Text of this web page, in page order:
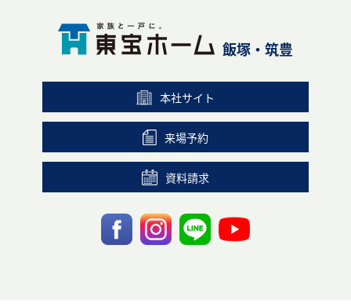
飯塚・筑豊
本社サイト
来場予約
資料請求